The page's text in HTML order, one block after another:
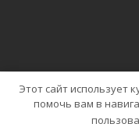
Тема
Этот сайт использует
помочь вам в